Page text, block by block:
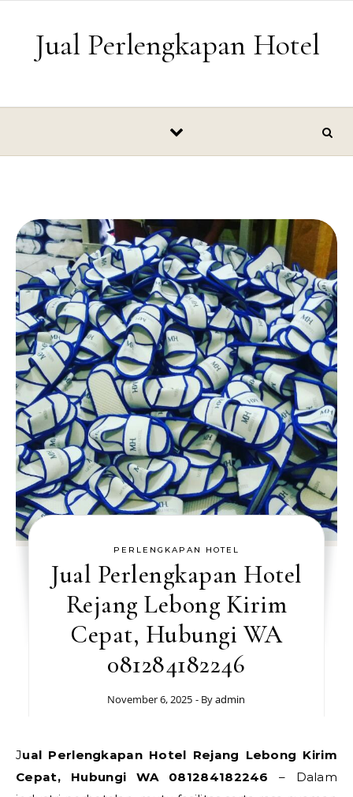
Jual Perlengkapan Hotel
PERLENGKAPAN HOTEL
Jual Perlengkapan Hotel
Rejang Lebong Kirim
Cepat, Hubungi WA
081284182246
November 6, 2025 - Byadmin
Jual Perlengkapan Hotel Rejang Lebong Kirim
Cepat, Hubungi WA 081284182246 – Dalam